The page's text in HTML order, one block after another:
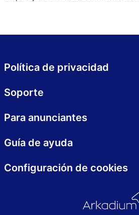
Política de privacidad
Soporte
Para anunciantes
Guía de ayuda
Configuración de cookies